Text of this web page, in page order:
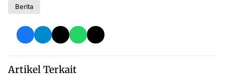
Berita
Artikel Terkait